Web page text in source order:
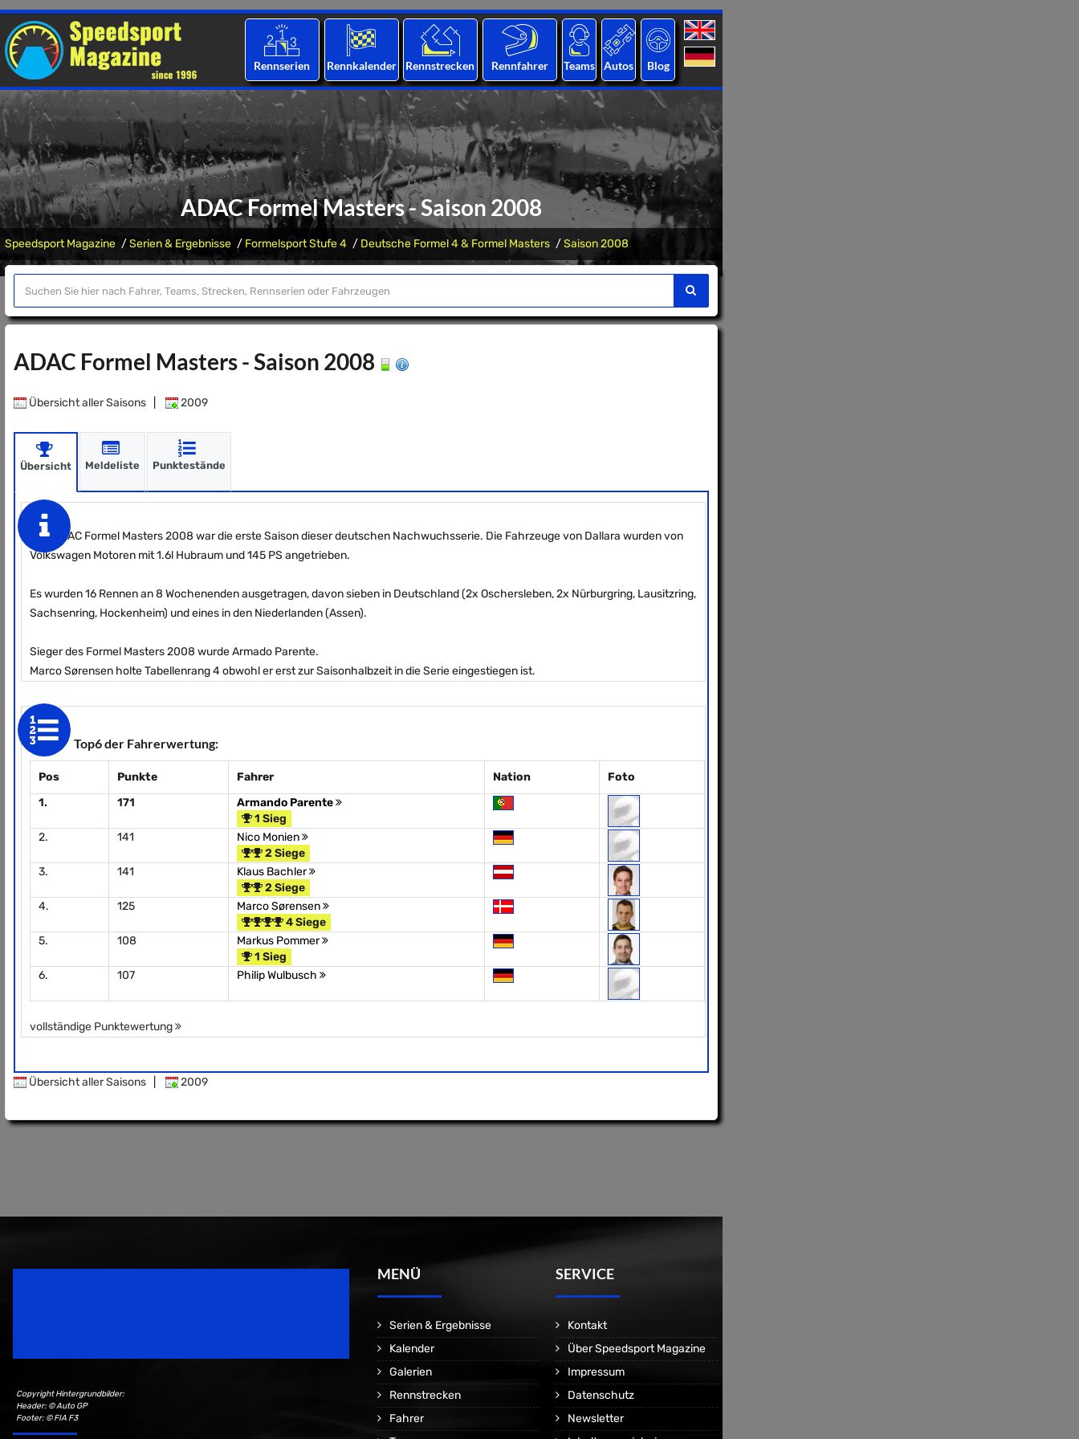
Rennserien Rennkalender Rennstrecken Rennfahrer Teams Autos Blog
ADAC Formel Masters - Saison 2008
Speedsport Magazine Serien & Ergebnisse Formelsport Stufe 4 Deutsche Formel 4 & Formel Masters Saison 2008
ADAC Formel Masters - Saison 2008
Übersicht aller Saisons 2009
Übersicht Meldeliste Punktestände
Das ADAC Formel Masters 2008 war die erste Saison dieser deutschen Nachwuchsserie. Die Fahrzeuge von Dallara wurden von
Volkswagen Motoren mit 1.6l Hubraum und 145 PS angetrieben.
Es wurden 16 Rennen an 8 Wochenenden ausgetragen, davon sieben in Deutschland (2x Oschersleben, 2x Nürburgring, Lausitzring,
Sachsenring, Hockenheim) und eines in den Niederlanden (Assen).
Sieger des Formel Masters 2008 wurde Armado Parente.
Marco Sørensen holte Tabellenrang 4 obwohl er erst zur Saisonhalbzeit in die Serie eingestiegen ist.
Top6 der Fahrerwertung:
Pos Punkte Fahrer Nation
Foto
1.
171
Armando Parente
1 Sieg
2.
141
Nico Monien
2 Siege
3.
141
Klaus Bachler
2 Siege
4.
125
Marco Sørensen
4 Siege
5.
108
Markus Pommer
1 Sieg
6.
107 Philip Wulbusch
vollständige Punktewertung
Übersicht aller Saisons 2009
Copyright Hintergrundbilder:
Header: © Auto GP
Footer: © FIA F3
MENÜ
Serien & Ergebnisse
Kalender
Galerien
Rennstrecken
Fahrer
SERVICE
Kontakt
Über Speedsport Magazine
Impressum
Datenschutz
Newsletter